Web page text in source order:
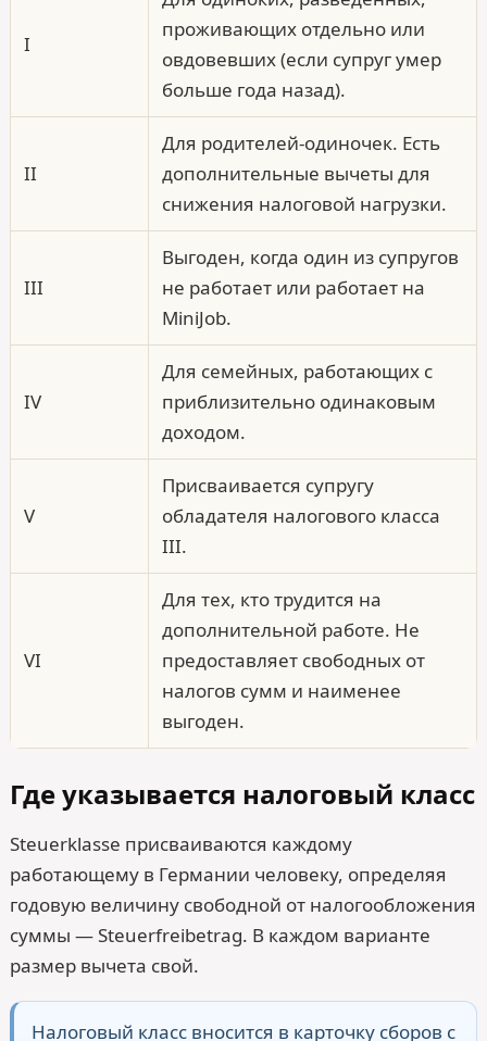
I
проживающих отдельно или
овдовевших (если супруг умер
больше года назад).
II
Для родителей-одиночек. Есть
дополнительные вычеты для
снижения налоговой нагрузки.
III
Выгоден, когда один из супругов
не работает или работает на
MiniJob.
IV
Для семейных, работающих с
приблизительно одинаковым
доходом.
V
Присваивается супругу
обладателя налогового класса
III.
VI
Для тех, кто трудится на
дополнительной работе. Не
предоставляет свободных от
налогов сумм и наименее
выгоден.
Где указывается налоговый класс
Steuerklasse присваиваются каждому
работающему в Германии человеку, определяя
годовую величину свободной от налогообложения
суммы — Steuerfreibetrag. В каждом варианте
размер вычета свой.
Налоговый класс вносится в карточку сборов с